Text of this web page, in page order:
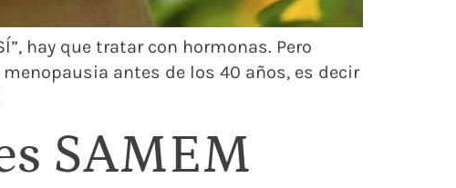
hay que tratar con hormonas. Pero
antes de los 40 años, es decir
SAMEM